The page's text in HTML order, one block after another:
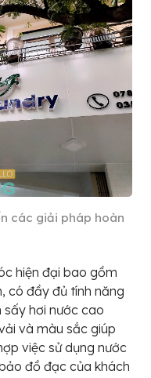
các giải pháp hoàn
hiện đại bao gồm
có đầy đủ tính năng
sấy hơi nước cao
và màu sắc giúp
việc sử dụng nước
đồ đạc của khách